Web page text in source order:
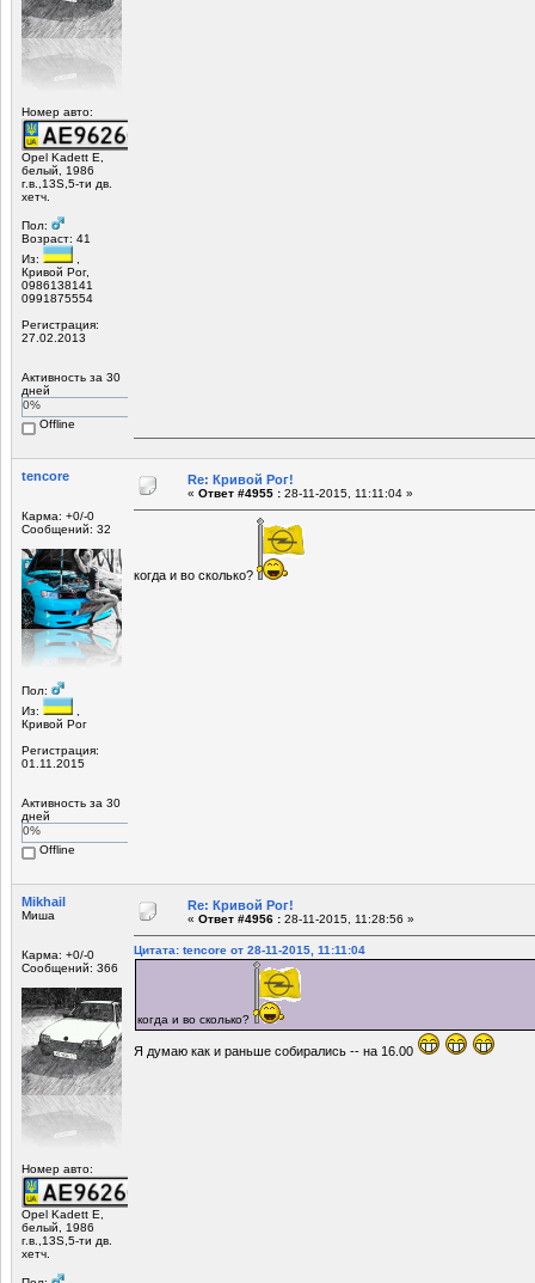
Номер авто:
Opel Kadett E,
белый, 1986
г.в.,13S,5-ти дв.
хетч.
Пол:
Возраст: 41
Из:
,
Кривой Рог,
0986138141
0991875554
Регистрация:
27.02.2013
Активность за 30
дней
0%
Offline
tencore
Карма: +0/-0
Сообщений: 32
Пол:
Из:
Кривой Рог
Регистрация:
01.11.2015
Активность за 30
дней
0%
Offline
Re: Кривой Рог!
« Ответ #4955 : 28-11-2015, 11:11:04 »
когда и во сколько?
Mikhail
Миша
Карма: +0/-0
Сообщений: 366
Номер авто:
Opel Kadett E,
белый, 1986
г.в.,13S,5-ти дв.
хетч.
Re: Кривой Рог!
« Ответ #4956 : 28-11-2015, 11:28:56 »
Цитата: tencore от 28-11-2015, 11:11:04
когда и во сколько?
Я думаю как и раньше собирались -- на 16.00